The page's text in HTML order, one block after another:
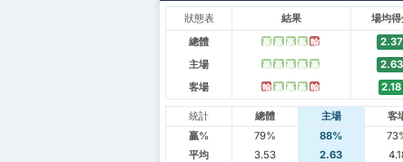
狀態表 結果
場均
總體
贏 贏 贏 贏 輸
2.37
主場
贏 贏 贏 贏 贏
2.63
客場
輸 贏 贏 贏 輸 2.18
統計 總體 主場
客
贏%
79% 88%
平均
3.53 2.63